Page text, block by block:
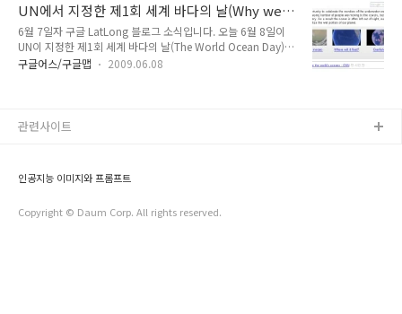
UN에서 지정한 제1회 세계 바다의 날(Why we
need to see the sea)
6월 7일자 구글 LatLong 블로그 소식입니다. 오늘 6월 8일이
UN이 지정한 제1회 세계 바다의 날(The World Ocean Day)라
고 합니다. 이를 기념하여 바다에 관한 여러가지 지도를 소개하
는 그림들을 클릭하면 각각 해당 주제의 글을 보실 수 있습니다.
장에서 발견된 물건이라고 합니다. 몬터레이 아쿠아리움 사이트
구글어스/구글맵 2009.06.08
인공지능 이미지와 프롬프트
Copyright © Daum Corp. All rights reserved.
관련사이트